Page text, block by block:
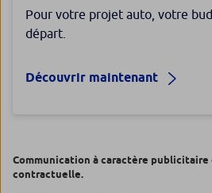
Pour votre projet auto, votre
départ.
Découvrir maintenant
Communication à caractère publicitaire
contractuelle.